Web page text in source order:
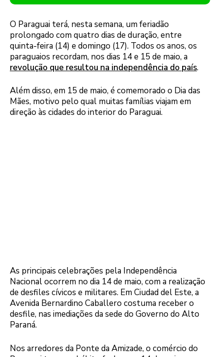
O Paraguai terá, nesta semana, um feriadão
prolongado com quatro dias de duração, entre
quinta-feira (14) e domingo (17). Todos os anos, os
paraguaios recordam, nos dias 14 e 15 de maio, a
revolução que resultou na independência do país.
Além disso, em 15 de maio, é comemorado o Dia das
Mães, motivo pelo qual muitas famílias viajam em
direção às cidades do interior do Paraguai.
As principais celebrações pela Independência
Nacional ocorrem no dia 14 de maio, com a realização
de desfiles cívicos e militares. Em Ciudad del Este, a
Avenida Bernardino Caballero costuma receber o
desfile, nas imediações da sede do Governo do Alto
Paraná.
Nos arredores da Ponte da Amizade, o comércio do